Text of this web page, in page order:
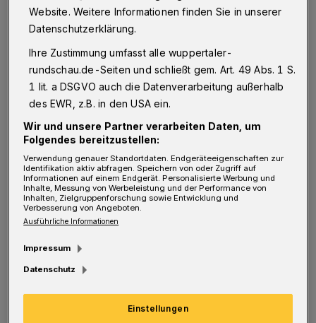
"Wir werden auch weiterhin unsere Ziele nicht
aus den Augen verlieren und immer für die
Wohnungsnutzer unserer Stadt da sein”, so
Lange. "Zusätzlich bleiben wir auch
wohnungspolitisch aktiv — sowohl auf
kommunaler und als auch auf Landesebene.”
Der Deutsche Mieterbund vertritt momentan
in Wuppertal rund 12.700 Mitglieder. Für sie
stehen vier Volljuristen zur Verfügung, die
Rechtsauskünfte erteilen und bei Bedarf auch
Vermieterseite führen. Der Verein finanziert
Website. Weitere Informationen finden Sie in unserer
Datenschutzerklärung.
Ihre Zustimmung umfasst alle wuppertaler-
rundschau.de-Seiten und schließt gem. Art. 49 Abs. 1 S.
1 lit. a DSGVO auch die Datenverarbeitung außerhalb
des EWR, z.B. in den USA ein.
Wir und unsere Partner verarbeiten Daten, um
Folgendes bereitzustellen:
Verwendung genauer Standortdaten. Endgeräteeigenschaften zur
Identifikation aktiv abfragen. Speichern von oder Zugriff auf
Informationen auf einem Endgerät. Personalisierte Werbung und
Inhalte, Messung von Werbeleistung und der Performance von
Inhalten, Zielgruppenforschung sowie Entwicklung und
Verbesserung von Angeboten.
Ausführliche Informationen
Impressum
Datenschutz
Einstellungen